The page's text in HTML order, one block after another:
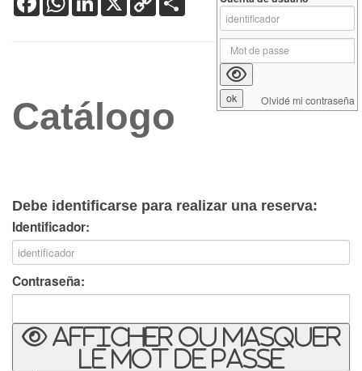
Link
Catálogo
Debe identificarse para realizar una reserva:
Identificador:
Contraseña:
Afficher ou masquer
le mot de passe
Olvidé mi contraseña